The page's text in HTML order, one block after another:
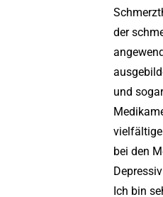
der
und
bei den
Ich bin